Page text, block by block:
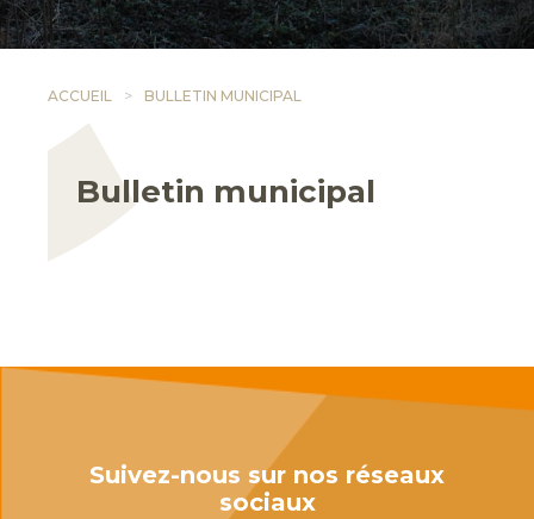
ACCUEIL BULLETIN MUNICIPAL
Bulletin municipal
Suivez-nous sur nos réseaux
sociaux